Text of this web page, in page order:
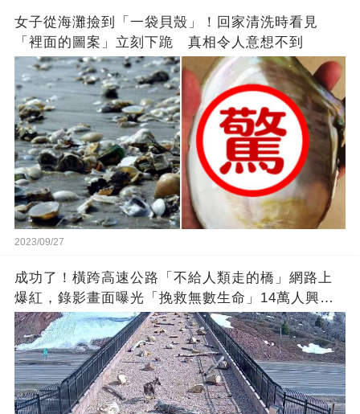
女子從海灘撿到「一袋貝殼」！回家清洗時看見
「裡面的圖案」立刻下跪 真相令人意想不到
2023/09/27
成功了！橫跨高速公路「不給人類走的橋」網路上
爆紅，錄影畫面曝光「挽救無數生命」14萬人興奮
歡呼